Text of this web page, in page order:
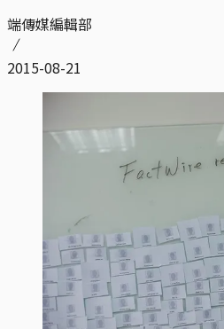
端傳媒編輯部
2015-08-21